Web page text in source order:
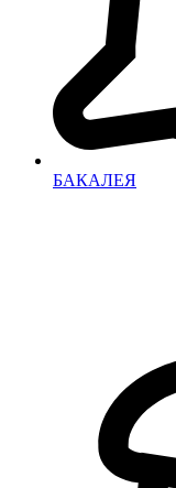
БАКАЛЕЯ